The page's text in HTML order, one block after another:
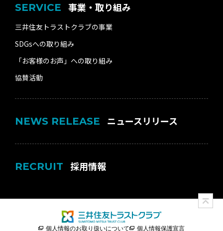
SERVICE 事業・取り組み
三井住友トラストクラブの事業
SDGsへの取り組み
「お客様のお声」への取り組み
協賛活動
NEWS RELEASE ニュースリリース
RECRUIT 採用情報
個人情報のお取り扱いについて 個人情報保護宣言